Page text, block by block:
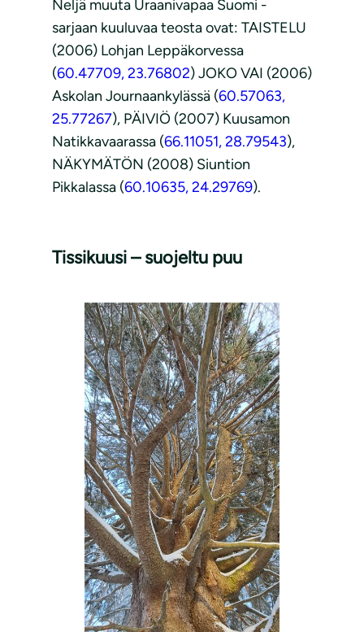
Neljä muuta Uraanivapaa Suomi -
sarjaan kuuluvaa teosta ovat: TAISTELU
(2006) Lohjan Leppäkorvessa
(60.47709, 23.76802) JOKO VAI (2006)
Askolan Journaankylässä (60.57063,
25.77267), PÄIVIÖ (2007) Kuusamon
Natikkavaarassa (66.11051, 28.79543),
NÄKYMÄTÖN (2008) Siuntion
Pikkalassa (60.10635, 24.29769).
Tissikuusi – suojeltu puu